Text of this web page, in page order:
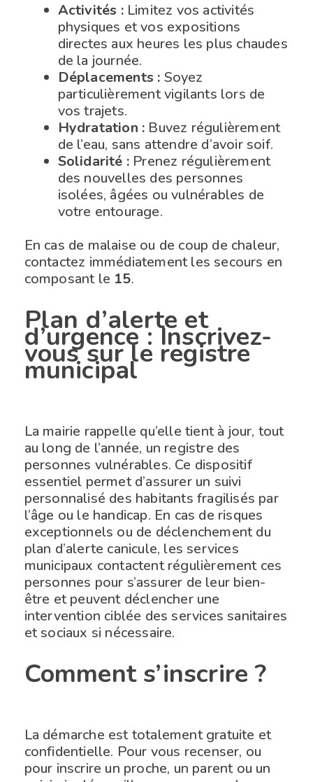
Activités :Limitez vos activités
physiques et vos expositions
directes aux heures les plus chaudes
de la journée.
Déplacements : Soyez
particulièrement vigilants lors de
vos trajets.
Hydratation : Buvez régulièrement
de l’eau, sans attendre d’avoir soif.
Solidarité : Prenez régulièrement
des nouvelles des personnes
isolées, âgées ou vulnérables de
votre entourage.
En cas de malaise ou de coup de chaleur,
contactez immédiatement les secours en
composant le 15.
Plan d’alerte et
d’urgence : Inscrivez-
vous sur le registre
municipal
La mairie rappelle qu’elle tient à jour, tout
au long de l’année, un registre des
personnes vulnérables. Ce dispositif
essentiel permet d’assurer un suivi
personnalisé des habitants fragilisés par
l’âge ou le handicap. En cas de risques
exceptionnels ou de déclenchement du
plan d’alerte canicule, les services
municipaux contactent régulièrement ces
personnes pour s’assurer de leur bien-
être et peuvent déclencher une
intervention ciblée des services sanitaires
et sociaux si nécessaire.
Comment s’inscrire ?
La démarche est totalement gratuite et
confidentielle. Pour vous recenser, ou
pour inscrire un proche, un parent ou un